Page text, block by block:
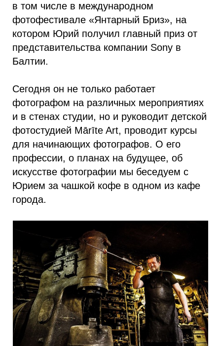
в том числе в международном
фотофестивале «Янтарный Бриз», на
котором Юрий получил главный приз от
представительства компании Sony в
Балтии.
Сегодня он не только работает
фотографом на различных мероприятиях
и в стенах студии, но и руководит детской
фотостудией Mārīte Art, проводит курсы
для начинающих фотографов. О его
профессии, о планах на будущее, об
искусстве фотографии мы беседуем с
Юрием за чашкой кофе в одном из кафе
города.